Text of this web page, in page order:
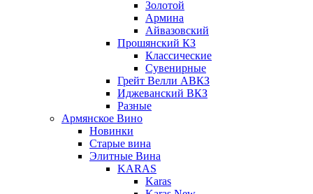
Золотой
Армина
Айвазовский
Прошянский КЗ
Классические
Сувенирные
Грейт Велли АВКЗ
Иджеванский ВКЗ
Разные
Армянское Вино
Новинки
Старые вина
Элитные Вина
KARAS
Karas